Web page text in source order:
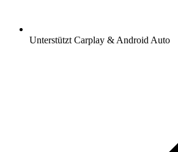
Unterstützt Carplay & Android Auto